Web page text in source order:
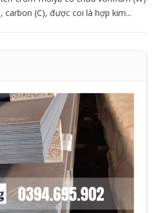
carbon (C), được coi là hợp kim...